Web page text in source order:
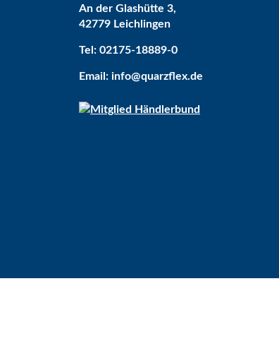
An der Glashütte 3,
42779 Leichlingen
Tel: 02175-18889-0
Email: info@quarzflex.de